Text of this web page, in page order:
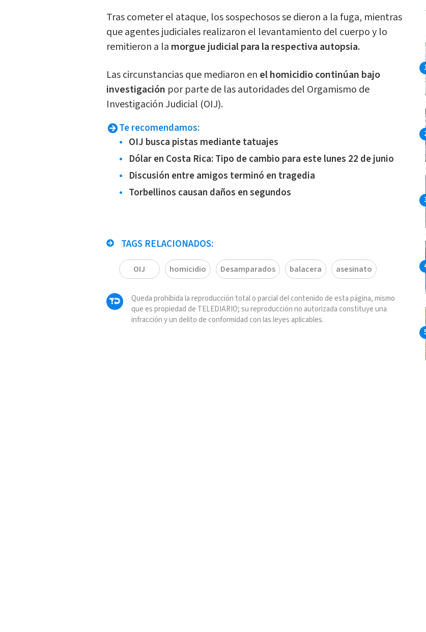
Tras cometer el ataque, los sospechosos se dieron a la fuga, mientras
que agentes judiciales realizaron el levantamiento del cuerpo y lo
remitieron a la morgue judicial para la respectiva autopsia.
Las circunstancias que mediaron en el homicidio continúan bajo
investigación por parte de las autoridades del Orgamismo de
Investigación Judicial (OIJ).
Te recomendamos:
OIJ busca pistas mediante tatuajes
Dólar en Costa Rica: Tipo de cambio para este lunes 22 de junio
Discusión entre amigos terminó en tragedia
Torbellinos causan daños en segundos
TAGS RELACIONADOS:
OIJ homicidio Desamparados balacera asesinato
Queda prohibida la reproducción total o parcial del contenido de esta página, mismo
que es propiedad de TELEDIARIO; su reproducción no autorizada constituye una
infracción y un delito de conformidad con las leyes aplicables.